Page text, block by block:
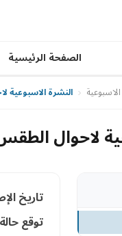
الصفحة الرئيسية
النشرة الاسبوعية
الطقس في
تاريخ
توقع